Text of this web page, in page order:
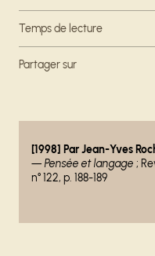
Temps de lecture
Partager sur
- lien externe
[1998] Par Jean-Yves
— Pensée et langage ;
n° 122, p. 188-189